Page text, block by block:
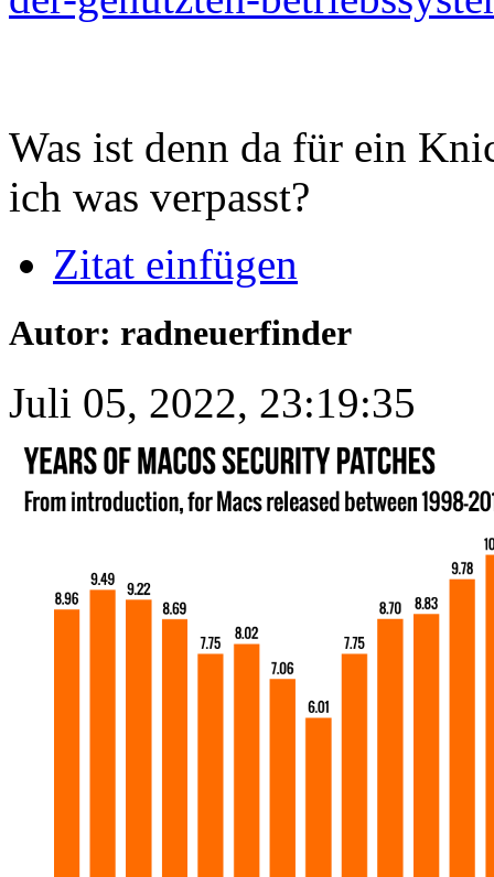
Was ist denn da für ein
ich was verpasst?
Zitat einfügen
Autor: radneuerfinder
Juli 05, 2022, 23:19:35